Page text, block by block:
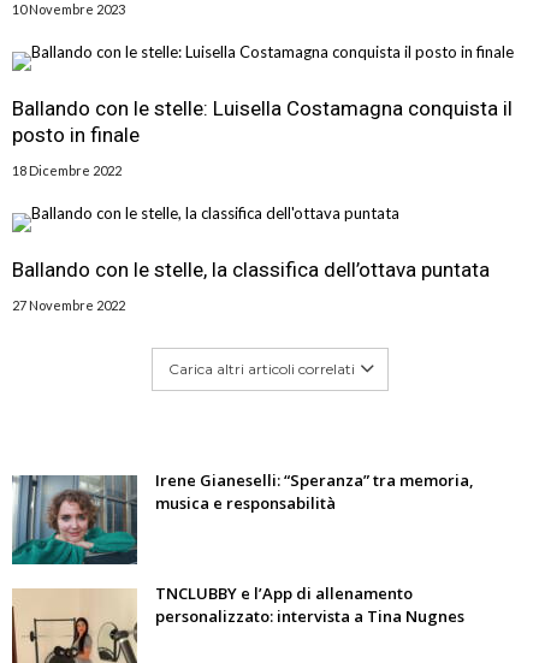
10 Novembre 2023
Ballando con le stelle: Luisella Costamagna conquista il
posto in finale
18 Dicembre 2022
Ballando con le stelle, la classifica dell’ottava puntata
27 Novembre 2022
Carica altri articoli correlati
Irene Gianeselli: “Speranza” tra memoria,
musica e responsabilità
TNCLUBBY e l’App di allenamento
personalizzato: intervista a Tina Nugnes